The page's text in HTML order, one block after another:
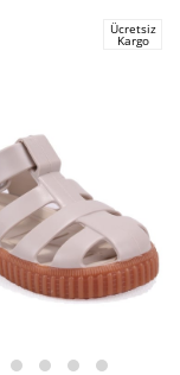
Ücretsiz
Kargo